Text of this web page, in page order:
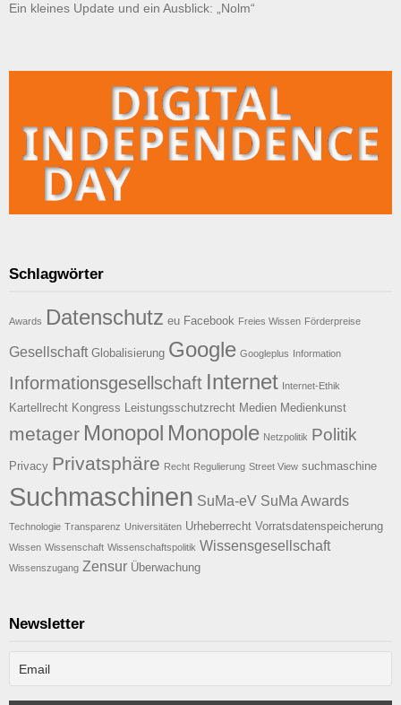
Ein kleines Update und ein Ausblick: „Nolm“
Schlagwörter
Awards Datenschutz eu Facebook Freies Wissen Förderpreise
Gesellschaft Globalisierung Google Googleplus Information
Informationsgesellschaft Internet Internet-Ethik
Kartellrecht Kongress Leistungsschutzrecht Medien Medienkunst
metager Monopol Monopole Netzpolitik Politik
Privacy Privatsphäre Recht Regulierung Street View suchmaschine
Suchmaschinen SuMa-eV SuMa Awards
Technologie Transparenz Universitäten Urheberrecht Vorratsdatenspeicherung
Wissen Wissenschaft Wissenschaftspolitik Wissensgesellschaft
Wissenszugang Zensur Überwachung
Newsletter